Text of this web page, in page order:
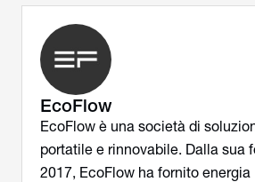
EcoFlow
EcoFlow è una società di
portatile e rinnovabile. Dalla sua
2017, EcoFlow ha fornito energia